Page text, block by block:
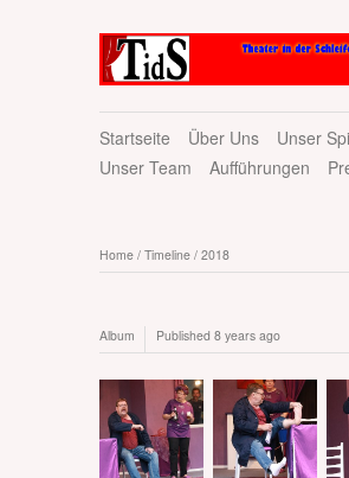
Startseite Über Uns
Unser
Unser Team
Aufführungen
Home / Timeline / 2018
Album Published 8 years ago